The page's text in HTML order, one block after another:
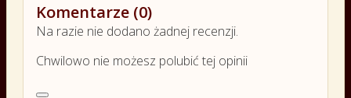
Komentarze (0)
Na razie nie dodano żadnej recenzji.
Chwilowo nie możesz polubić tej opinii